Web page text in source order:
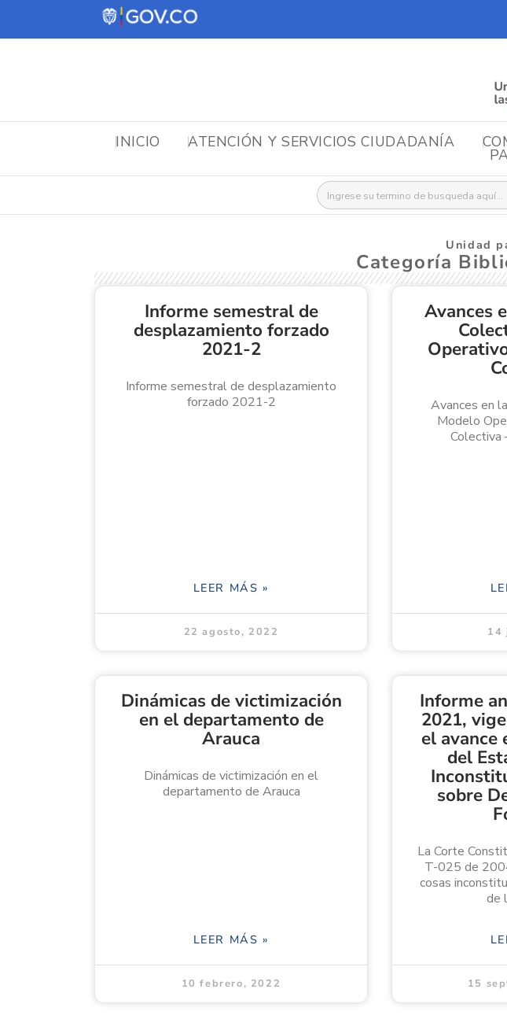
INICIO ATENCIÓN Y SERVICIOS CIUDADANÍA
Buscar:
Unidad
Categoría
Informe semestral de
desplazamiento forzado
2021-2
Informe semestral de desplazamiento
forzado 2021-2
LEER MÁS »
22 agosto, 2022
Avances
Avances en
Modelo
Colectiva
14
Dinámicas de victimización
en el departamento de
Arauca
Dinámicas de victimización en el
departamento de Arauca
LEER MÁS »
10 febrero, 2022
Informe
2021,
el avance
del
sobre
La Corte
T-025 de
cosas
de
15